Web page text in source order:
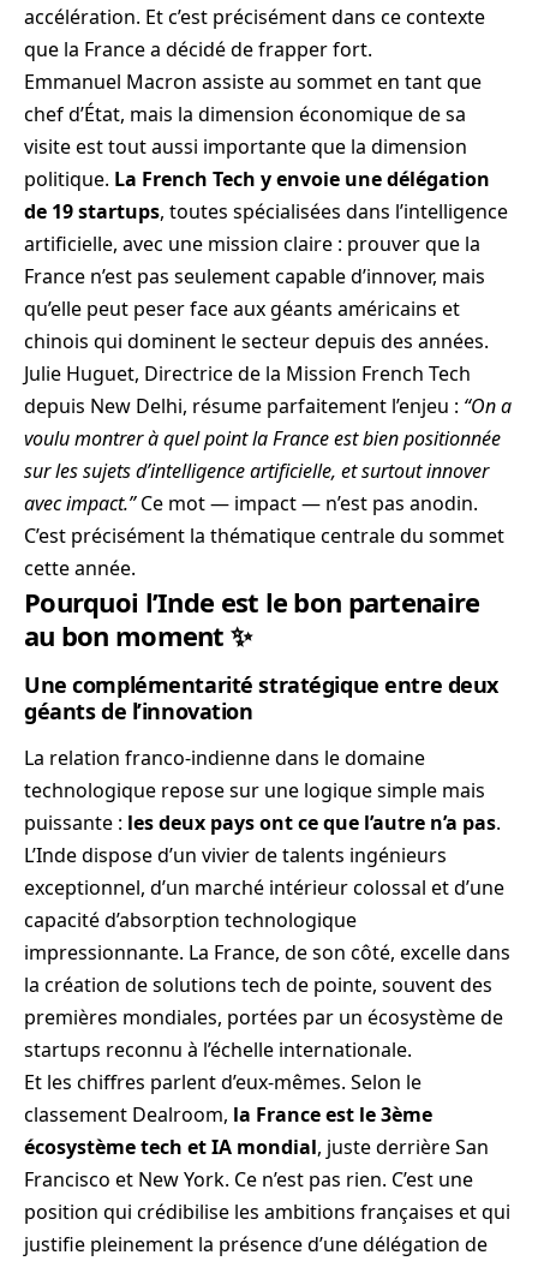
accélération. Et c’est précisément dans ce contexte
que la France a décidé de frapper fort.
Emmanuel Macron assiste au sommet en tant que
chef d’État, mais la dimension économique de sa
visite est tout aussi importante que la dimension
politique. La French Tech y envoie une délégation
de 19 startups, toutes spécialisées dans l’intelligence
artificielle, avec une mission claire : prouver que la
France n’est pas seulement capable d’innover, mais
qu’elle peut peser face aux géants américains et
chinois qui dominent le secteur depuis des années.
Julie Huguet, Directrice de la Mission French Tech
depuis New Delhi, résume parfaitement l’enjeu : “On a
voulu montrer à quel point la France est bien positionnée
sur les sujets d’intelligence artificielle, et surtout innover
avec impact.”Ce mot — impact — n’est pas anodin.
C’est précisément la thématique centrale du sommet
cette année.
Pourquoi l’Inde est le bon partenaire
au bon moment ✨
Une complémentarité stratégique entre deux
géants de l’innovation
La relation franco-indienne dans le domaine
technologique repose sur une logique simple mais
puissante : les deux pays ont ce que l’autre n’a pas.
L’Inde dispose d’un vivier de talents ingénieurs
exceptionnel, d’un marché intérieur colossal et d’une
capacité d’absorption technologique
impressionnante. La France, de son côté, excelle dans
la création de solutions tech de pointe, souvent des
premières mondiales, portées par un écosystème de
startups reconnu à l’échelle internationale.
Et les chiffres parlent d’eux-mêmes. Selon le
classement Dealroom, la France est le 3ème
écosystème tech et IA mondial, juste derrière San
Francisco et New York. Ce n’est pas rien. C’est une
position qui crédibilise les ambitions françaises et qui
justifie pleinement la présence d’une délégation de